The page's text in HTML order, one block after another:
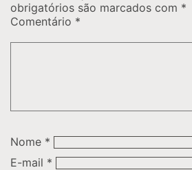
obrigatórios são marcados com *
Comentário *
Nome *
E-mail *